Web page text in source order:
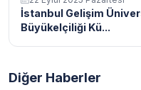
İstanbul Gelişim
Büyükelçiliği Kü...
Diğer Haberler